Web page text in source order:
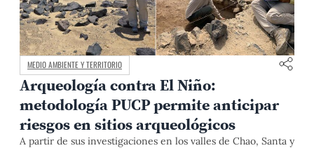
MEDIO AMBIENTE Y TERRITORIO
Arqueología contra El Niño:
metodología PUCP permite anticipar
riesgos en sitios arqueológicos
A partir de sus investigaciones en los valles de Chao, Santa y